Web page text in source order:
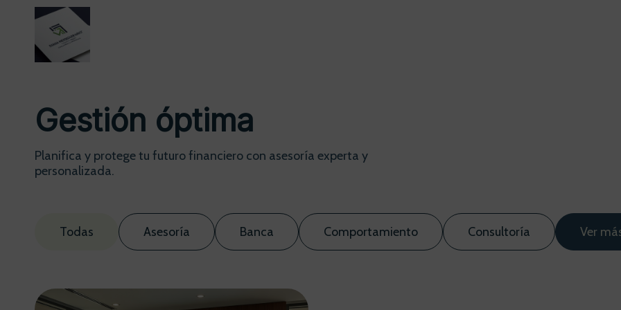
Gestión óptima
Planifica y protege tu futuro financiero con asesoría experta y
personalizada.
Todas Asesoría Banca Comportamiento Consultoría Ver